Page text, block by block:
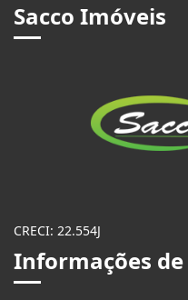
Sacco Imóveis
CRECI: 22.554J
Informações